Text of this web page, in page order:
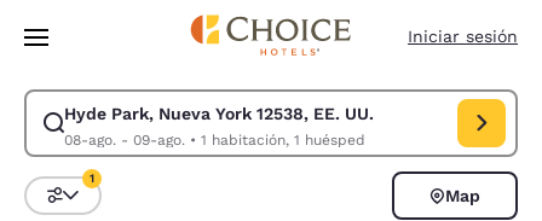
Pasar A Contenido Principal
Iniciar sesión
Hyde Park, Nueva York 12538, EE. UU.
08-ago. - 09-ago.• 1 habitación, 1 huésped
Modificar la búsqueda de Hyde Park, Nueva York 12538, EE. UU..
Ordenar y filtrar
1
Map